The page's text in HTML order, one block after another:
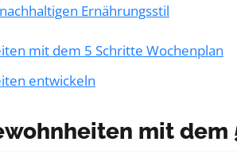
Ernährungsstil
mit dem 5 Schritte Wochenplan
entwickeln
mit